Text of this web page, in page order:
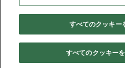
ビジネスエンジニアリング株式会社
すべてのクッキー
すべてのクッキー